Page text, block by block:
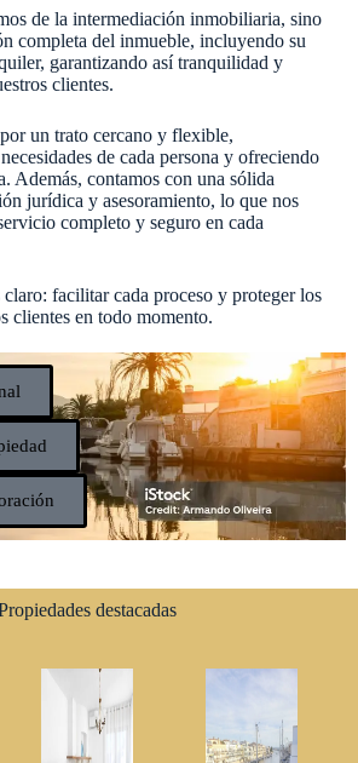
de la intermediación inmobiliaria, sino
completa del inmueble, incluyendo su
garantizando así tranquilidad y
clientes.
un trato cercano y flexible,
de cada persona y ofreciendo
Además, contamos con una sólida
jurídica y asesoramiento, lo que nos
completo y seguro en cada
facilitar cada proceso y proteger los
clientes en todo momento.
destacadas